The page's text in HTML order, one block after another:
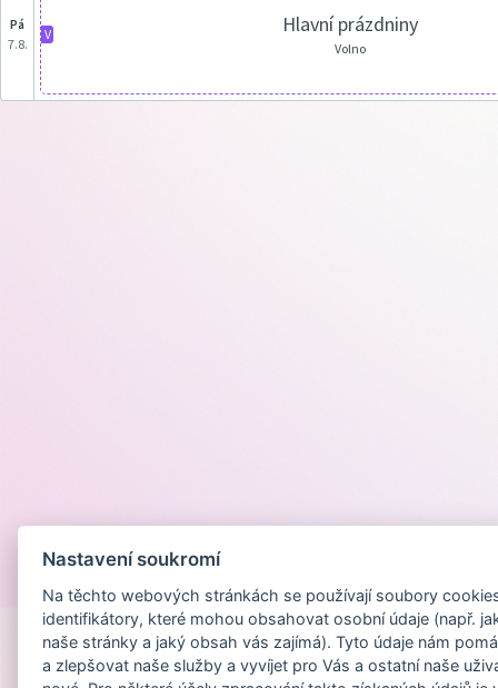
pá
7.8.
V Hlavní prázdniny
Volno
Nastavení soukromí
Na těchto webových stránkách se používají soubory
identifikátory, které mohou obsahovat osobní údaje (např.
naše stránky a jaký obsah vás zajímá). Tyto údaje nám
a zlepšovat naše služby a vyvíjet pro Vás a ostatní naše